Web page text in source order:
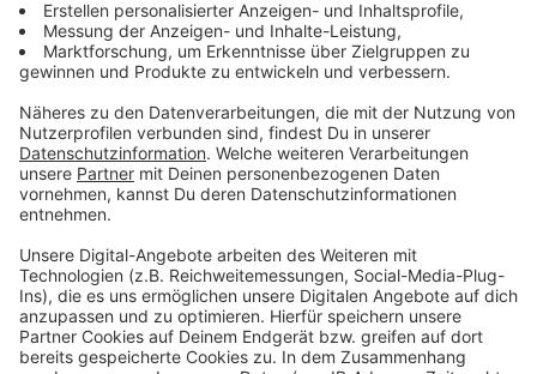
Die Bewerbungsphase für Kleinprojekte der LEADER-
Region „Niederrhein: Natürlich lebendig!“ läuft bis zum
15. März. Im April fällt die Entscheidung, wohin die
Gelder fließen. Der Kreis Wesel hat schon oft von dem
Programm profitiert. Zum Beispiel wird darüber das
Planungsbüro finanziert, mit dem das Amphitheater in
Birten verschönert werden soll. Außerdem konnte mit
den Fördergeldern ein Wettbewerb für
klimafreundliche Vorgärten ausgerufen werden.
Anzeige